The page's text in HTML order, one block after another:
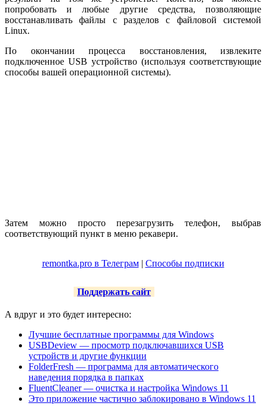
попробовать и любые другие средства, позволяющие
восстанавливать файлы с разделов с файловой системой
Linux.
По окончании процесса восстановления, извлеките
подключенное USB устройство (используя соответствующие
способы вашей операционной системы).
Затем можно просто перезагрузить телефон, выбрав
соответствующий пункт в меню рекавери.
remontka.pro в Телеграм| Способы подписки
Поддержать сайт
А вдруг и это будет интересно:
Лучшие бесплатные программы для Windows
USBDeview — просмотр подключавшихся USB
устройств и другие функции
FolderFresh — программа для автоматического
наведения порядка в папках
FluentCleaner — очистка и настройка Windows 11
Это приложение частично заблокировано в Windows 11